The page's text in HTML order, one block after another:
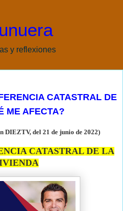
y reflexiones
CATASTRAL DE
ME AFECTA?
DIEZTV, del 21 de junio de 2022)
CATASTRAL DE LA